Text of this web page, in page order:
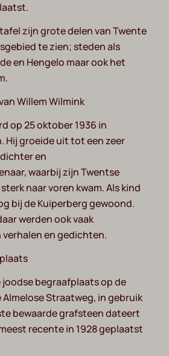
zijn grote delen van Twente
te zien; steden als
en Hengelo maar ook het
Willem Wilmink
op 25 oktober 1936 in
Hij groeide uit tot een zeer
en
waarbij zijn Twentse
naar voren kwam. Als kind
bij de Kuiperberg gewoond.
werden ook vaak
en gedichten.
joodse begraafplaats op de
Almelose Straatweg, in gebruik
bewaarde grafsteen dateert
recente in 1928 geplaatst